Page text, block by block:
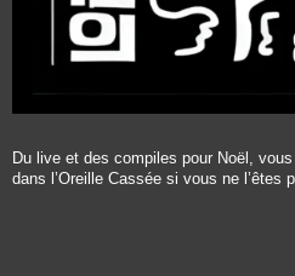
Du live et des compiles pour Noël,
dans l’Oreille Cassée si vous ne l’êtes